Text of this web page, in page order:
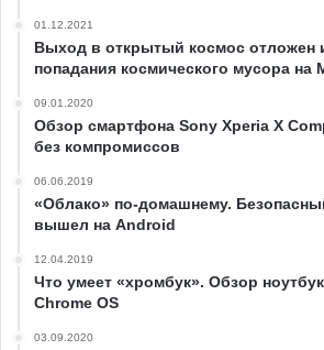
01.12.2021
Выход в открытый космос отложен
попадания космического мусора на
09.01.2020
Обзор смартфона Sony Xperia X
без компромиссов
06.06.2019
«Облако» по-домашнему.
вышел на Android
12.04.2019
Что умеет «хромбук». Обзор
Chrome OS
03.09.2020